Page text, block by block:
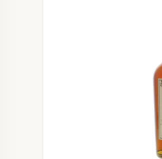
ARMAND DE
JACQUES SELOSSE
MAISON DE